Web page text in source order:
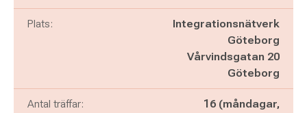
Plats:
Integrationsnätverk
Göteborg
Vårvindsgatan 20
Göteborg
Antal träffar:
16 (måndagar,